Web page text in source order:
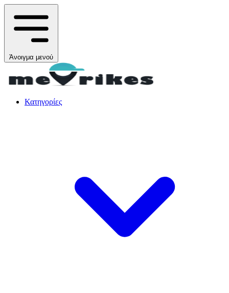
Άνοιγμα μενού
Κατηγορίες